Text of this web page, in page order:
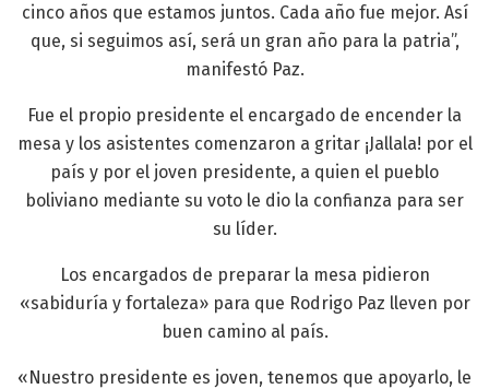
cinco años que estamos juntos. Cada año fue mejor. Así
que, si seguimos así, será un gran año para la patria”,
manifestó Paz.
Fue el propio presidente el encargado de encender la
mesa y los asistentes comenzaron a gritar ¡Jallala! por el
país y por el joven presidente, a quien el pueblo
boliviano mediante su voto le dio la confianza para ser
su líder.
Los encargados de preparar la mesa pidieron
«sabiduría y fortaleza» para que Rodrigo Paz lleven por
buen camino al país.
«Nuestro presidente es joven, tenemos que apoyarlo, le